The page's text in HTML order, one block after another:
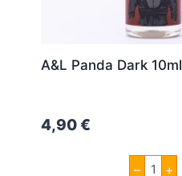
A&L Panda Dark 10ml
4,90€
–
A&L
+